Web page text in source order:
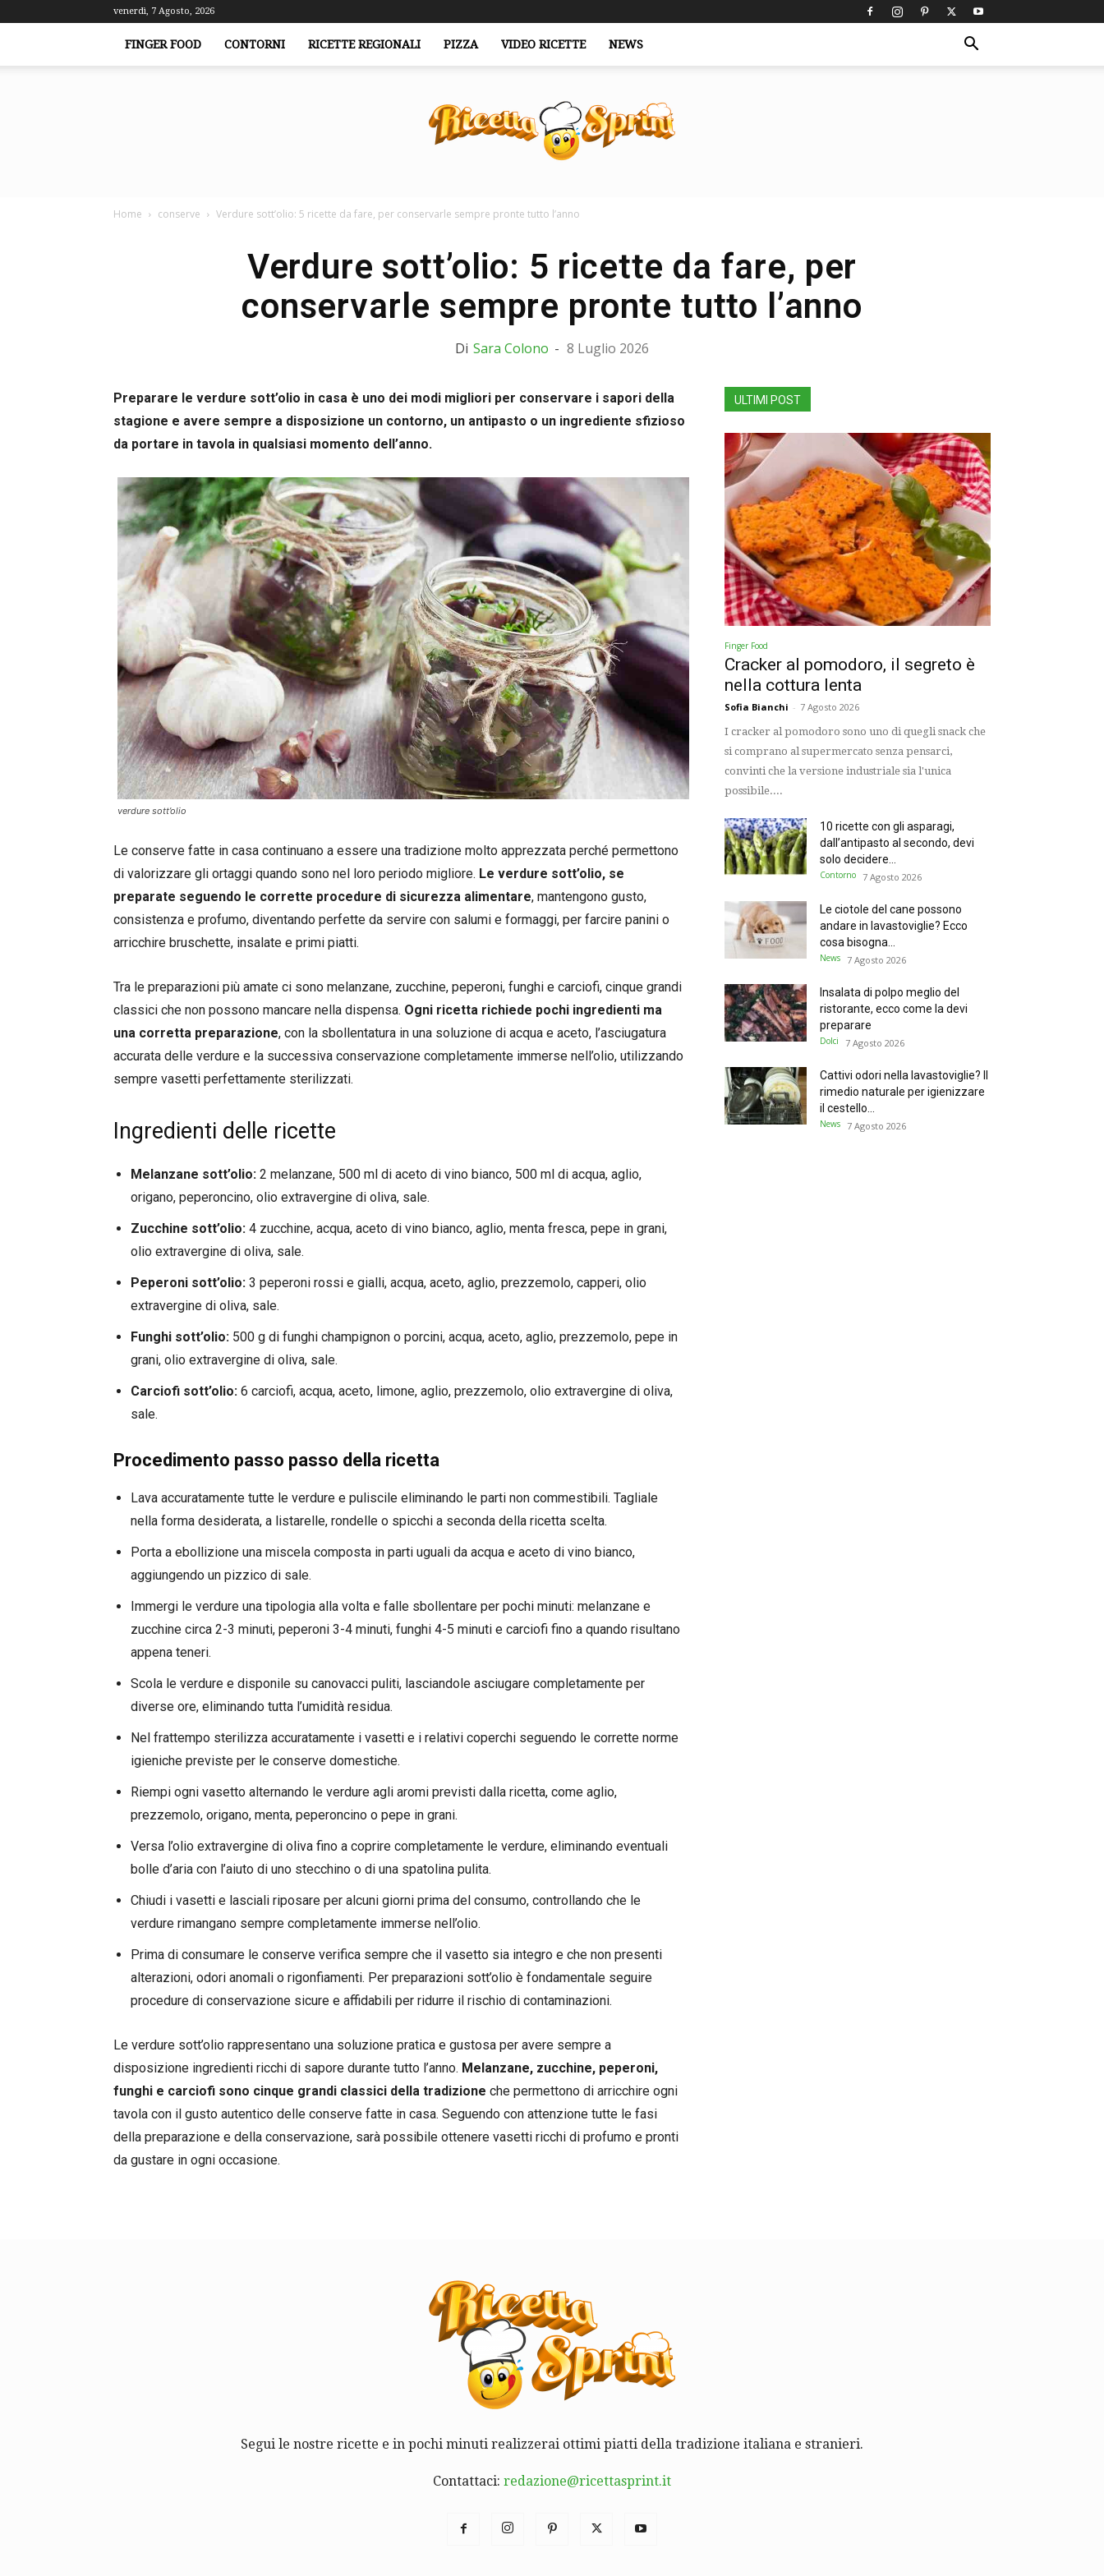
venerdì, 7 Agosto, 2026
FINGER FOOD CONTORNI RICETTE REGIONALI PIZZA VIDEO RICETTE NEWS
Home conserve Verdure sott’olio: 5 ricette da fare, per conservarle sempre pronte tutto l’anno
Verdure sott’olio: 5 ricette da fare, per
conservarle sempre pronte tutto l’anno
Di Sara Colono - 8 Luglio 2026
Preparare le verdure sott’olio in casa è uno dei modi migliori per conservare i sapori della
stagione e avere sempre a disposizione un contorno, un antipasto o un ingrediente sfizioso
da portare in tavola in qualsiasi momento dell’anno.
verdure sott’olio
Le conserve fatte in casa continuano a essere una tradizione molto apprezzata perché permettono
di valorizzare gli ortaggi quando sono nel loro periodo migliore. Le verdure sott’olio, se
preparate seguendo le corrette procedure di sicurezza alimentare, mantengono gusto,
consistenza e profumo, diventando perfette da servire con salumi e formaggi, per farcire panini o
arricchire bruschette, insalate e primi piatti.
Tra le preparazioni più amate ci sono melanzane, zucchine, peperoni, funghi e carciofi, cinque grandi
classici che non possono mancare nella dispensa. Ogni ricetta richiede pochi ingredienti ma
una corretta preparazione, con la sbollentatura in una soluzione di acqua e aceto, l’asciugatura
accurata delle verdure e la successiva conservazione completamente immerse nell’olio, utilizzando
sempre vasetti perfettamente sterilizzati.
Ingredienti delle ricette
Melanzane sott’olio: 2 melanzane, 500 ml di aceto di vino bianco, 500 ml di acqua, aglio,
origano, peperoncino, olio extravergine di oliva, sale.
Zucchine sott’olio: 4 zucchine, acqua, aceto di vino bianco, aglio, menta fresca, pepe in grani,
olio extravergine di oliva, sale.
Peperoni sott’olio: 3 peperoni rossi e gialli, acqua, aceto, aglio, prezzemolo, capperi, olio
extravergine di oliva, sale.
Funghi sott’olio: 500 g di funghi champignon o porcini, acqua, aceto, aglio, prezzemolo, pepe in
grani, olio extravergine di oliva, sale.
Carciofi sott’olio: 6 carciofi, acqua, aceto, limone, aglio, prezzemolo, olio extravergine di oliva,
sale.
Procedimento passo passo della ricetta
Lava accuratamente tutte le verdure e puliscile eliminando le parti non commestibili. Tagliale
nella forma desiderata, a listarelle, rondelle o spicchi a seconda della ricetta scelta.
Porta a ebollizione una miscela composta in parti uguali da acqua e aceto di vino bianco,
aggiungendo un pizzico di sale.
Immergi le verdure una tipologia alla volta e falle sbollentare per pochi minuti: melanzane e
zucchine circa 2-3 minuti, peperoni 3-4 minuti, funghi 4-5 minuti e carciofi fino a quando risultano
appena teneri.
Scola le verdure e disponile su canovacci puliti, lasciandole asciugare completamente per
diverse ore, eliminando tutta l’umidità residua.
Nel frattempo sterilizza accuratamente i vasetti e i relativi coperchi seguendo le corrette norme
igieniche previste per le conserve domestiche.
Riempi ogni vasetto alternando le verdure agli aromi previsti dalla ricetta, come aglio,
prezzemolo, origano, menta, peperoncino o pepe in grani.
Versa l’olio extravergine di oliva fino a coprire completamente le verdure, eliminando eventuali
bolle d’aria con l’aiuto di uno stecchino o di una spatolina pulita.
Chiudi i vasetti e lasciali riposare per alcuni giorni prima del consumo, controllando che le
verdure rimangano sempre completamente immerse nell’olio.
Prima di consumare le conserve verifica sempre che il vasetto sia integro e che non presenti
alterazioni, odori anomali o rigonfiamenti. Per preparazioni sott’olio è fondamentale seguire
procedure di conservazione sicure e affidabili per ridurre il rischio di contaminazioni.
Le verdure sott’olio rappresentano una soluzione pratica e gustosa per avere sempre a
disposizione ingredienti ricchi di sapore durante tutto l’anno. Melanzane, zucchine, peperoni,
funghi e carciofi sono cinque grandi classici della tradizione che permettono di arricchire ogni
tavola con il gusto autentico delle conserve fatte in casa. Seguendo con attenzione tutte le fasi
della preparazione e della conservazione, sarà possibile ottenere vasetti ricchi di profumo e pronti
da gustare in ogni occasione.
ULTIMI POST
Finger Food
Cracker al pomodoro, il segreto è
nella cottura lenta
Sofia Bianchi - 7 Agosto 2026
I cracker al pomodoro sono uno di quegli snack che
si comprano al supermercato senza pensarci,
convinti che la versione industriale sia l'unica
possibile....
10 ricette con gli asparagi,
dall’antipasto al secondo, devi
solo decidere...
Contorno 7 Agosto 2026
Le ciotole del cane possono
andare in lavastoviglie? Ecco
cosa bisogna...
News 7 Agosto 2026
Insalata di polpo meglio del
ristorante, ecco come la devi
preparare
Dolci 7 Agosto 2026
Cattivi odori nella lavastoviglie? Il
rimedio naturale per igienizzare
il cestello...
News 7 Agosto 2026
Segui le nostre ricette e in pochi minuti realizzerai ottimi piatti della tradizione italiana e stranieri.
Contattaci: redazione@ricettasprint.it